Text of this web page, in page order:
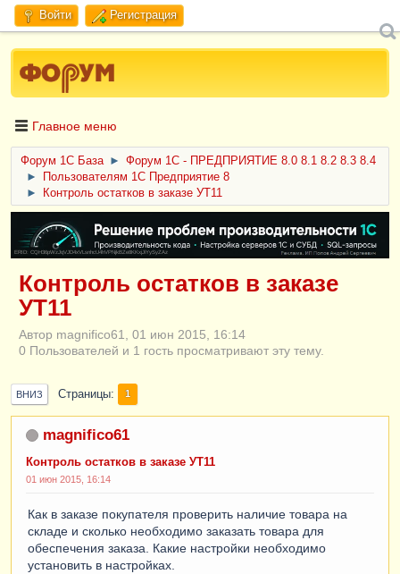
Войти Регистрация
Главное меню
Форум 1C База ►
Форум 1С - ПРЕДПРИЯТИЕ 8.0 8.1 8.2 8.3 8.4
►
Пользователям 1С Предприятие 8
►
Контроль остатков в заказе УТ11
ERID: CQH36pWzJqVJD4xVLsnhcU4hVPNjkBZe8KKxjJiYySyZAz
Контроль остатков в заказе
УТ11
Автор magnifico61, 01 июн 2015, 16:14
0 Пользователей и 1 гость просматривают эту тему.
ВНИЗ Страницы 1
magnifico61
Контроль остатков в заказе УТ11
01 июн 2015, 16:14
Как в заказе покупателя проверить наличие товара на
складе и сколько необходимо заказать товара для
обеспечения заказа. Какие настройки необходимо
установить в настройках.